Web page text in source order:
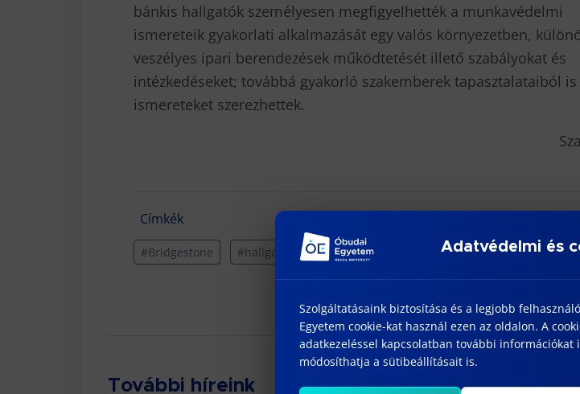
bánkis hallgatók személyesen megfigyelhették a munkavédelmi
ismereteik gyakorlati alkalmazását egy valós környezetben,
veszélyes ipari berendezések működtetését illető szabályokat és
intézkedéseket; továbbá gyakorló szakemberek tapasztalataiból is
ismereteket szerezhettek.
Címkék
#Bridgestone #hallgatói gyakorlat
További híreink
Adatvédelmi és
Szolgáltatásaink biztosítása és a legjobb
Egyetem cookie-kat használ ezen az oldalon. A
adatkezeléssel kapcsolatban további
módosíthatja a sütibeállításait is.